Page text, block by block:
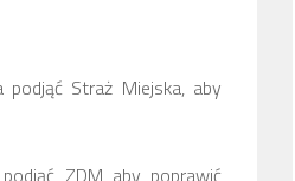
Straż Miejska, aby
ZDM aby poprawić